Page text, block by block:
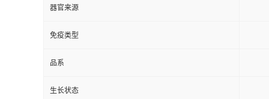
器官来源
免疫类型
品系
生长状态